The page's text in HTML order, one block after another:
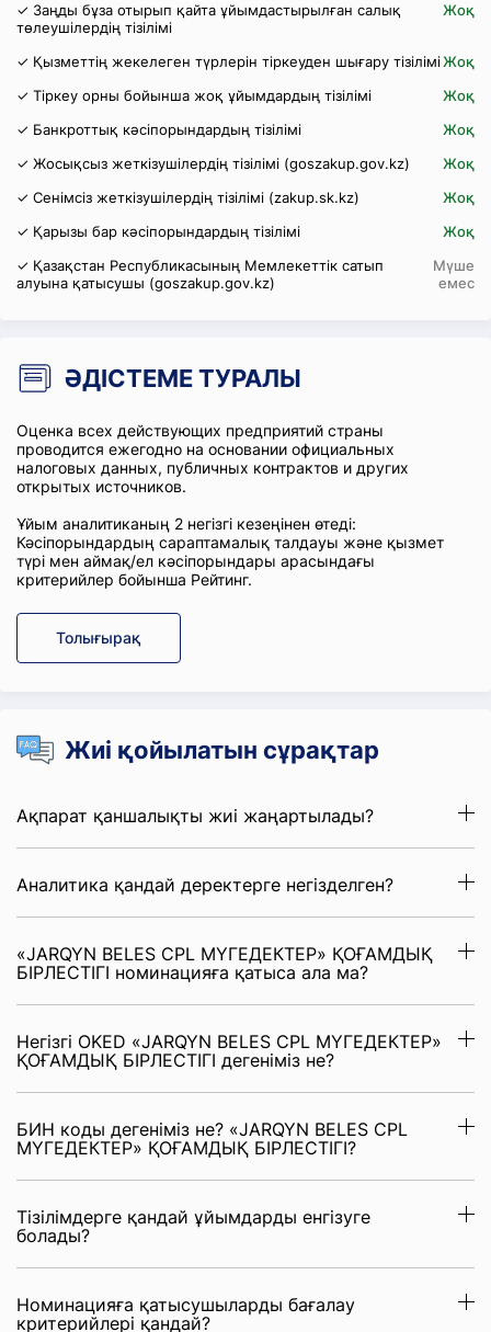
✓ Заңды бұза отырып қайта ұйымдастырылған салық
төлеушілердің тізілімі
Жоқ
✓ Қызметтің жекелеген түрлерін тіркеуден шығару тізіліміЖоқ
✓ Тіркеу орны бойынша жоқ ұйымдардың тізілімі
Жоқ
✓ Банкроттық кәсіпорындардың тізілімі
Жоқ
✓ Жосықсыз жеткізушілердің тізілімі (goszakup.gov.kz)
Жоқ
✓ Сенімсіз жеткізушілердің тізілімі (zakup.sk.kz)
Жоқ
✓ Қарызы бар кәсіпорындардың тізілімі
Жоқ
✓ Қазақстан Республикасының Мемлекеттік сатып
алуына қатысушы (goszakup.gov.kz)
Мүше
емес
ӘДІСТЕМЕ ТУРАЛЫ
Оценка всех действующих предприятий страны
проводится ежегодно на основании официальных
налоговых данных, публичных контрактов и других
открытых источников.
Ұйым аналитиканың 2 негізгі кезеңінен өтеді:
Кәсіпорындардың сараптамалық талдауы және қызмет
түрі мен аймақ/ел кәсіпорындары арасындағы
критерийлер бойынша Рейтинг.
Толығырақ
Жиі қойылатын сұрақтар
Ақпарат қаншалықты жиі жаңартылады?
Аналитика қандай деректерге негізделген?
«JARQYN BELES CPL МҮГЕДЕКТЕР» ҚОҒАМДЫҚ
БІРЛЕСТІГІ номинацияға қатыса ала ма?
Негізгі OKED «JARQYN BELES CPL МҮГЕДЕКТЕР»
ҚОҒАМДЫҚ БІРЛЕСТІГІ дегеніміз не?
БИН коды дегеніміз не? «JARQYN BELES CPL
МҮГЕДЕКТЕР» ҚОҒАМДЫҚ БІРЛЕСТІГІ?
Тізілімдерге қандай ұйымдарды енгізуге
болады?
Номинацияға қатысушыларды бағалау
критерийлері қандай?